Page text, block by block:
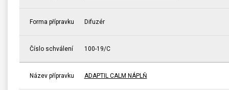
Forma přípravku Difuzér
Číslo schválení 100-19/C
Název přípravku ADAPTIL CALM NÁPLŇ